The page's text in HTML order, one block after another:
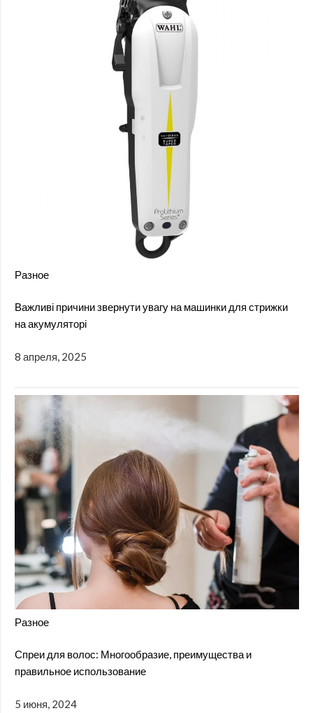
Разное
Важливі причини звернути увагу на машинки для стрижки
на акумуляторі
8 апреля, 2025
Разное
Спреи для волос: Многообразие, преимущества и
правильное использование
5 июня, 2024